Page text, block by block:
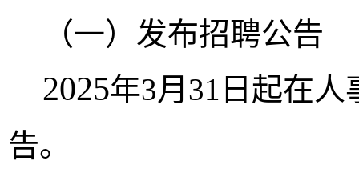
（一）发布招聘公告
2025年3月 31 日起在
告。